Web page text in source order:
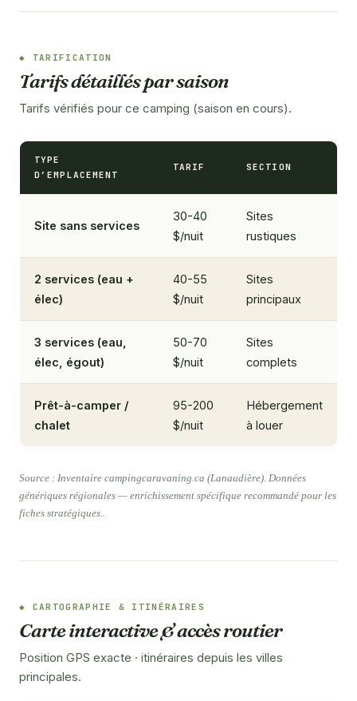
TARIFICATION
Tarifs détaillés par saison
Tarifs vérifiés pour ce camping (saison en cours).
TYPE
D’EMPLACEMENT
TARIF SECTION
Site sans services
30-40
$/nuit
Sites
rustiques
2 services (eau +
élec)
40-55
$/nuit
Sites
principaux
3 services (eau,
élec, égout)
50-70
$/nuit
Sites
complets
Prêt-à-camper /
chalet
95-200
$/nuit
Hébergement
à louer
Source : Inventaire campingcaravaning.ca (Lanaudière). Données
génériques régionales — enrichissement spécifique recommandé pour les
fiches stratégiques..
CARTOGRAPHIE & ITINÉRAIRES
Carte interactive & accès routier
Position GPS exacte · itinéraires depuis les villes
principales.